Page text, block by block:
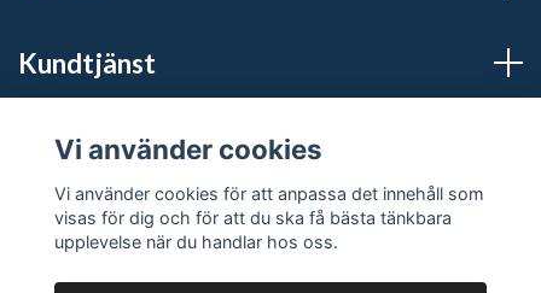
Kundtjänst
Sociala medier
Vi använder cookies
Vi använder cookies för att anpassa det innehåll som
visas för dig och för att du ska få bästa tänkbara
upplevelse när du handlar hos oss.